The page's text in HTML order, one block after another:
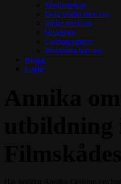
Medlemskap
Dela studio med oss
Jobba med oss
Headshot
Castingregister
Praktisera hos oss
Blogg
Login